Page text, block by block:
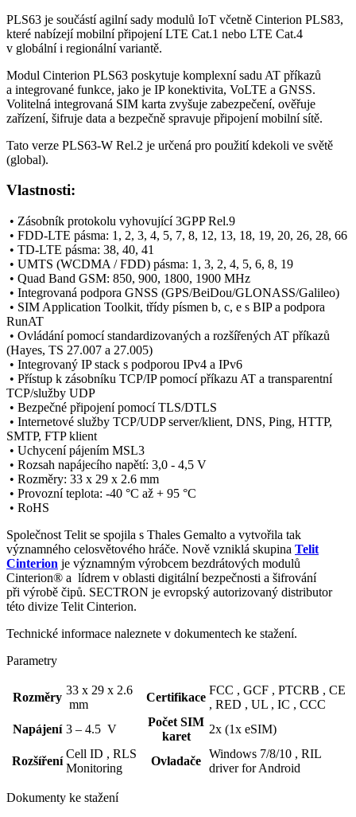
PLS63 je součástí agilní sady modulů IoT včetně Cinterion PLS83,
které nabízejí mobilní připojení LTE Cat.1 nebo LTE Cat.4
v globální i regionální variantě.
Modul Cinterion PLS63 poskytuje komplexní sadu AT příkazů
a integrované funkce, jako je IP konektivita, VoLTE a GNSS.
Volitelná integrovaná SIM karta zvyšuje zabezpečení, ověřuje
zařízení, šifruje data a bezpečně spravuje připojení mobilní sítě.
Tato verze PLS63-W Rel.2 je určená pro použití kdekoli ve světě
(global).
Vlastnosti:
• Zásobník protokolu vyhovující 3GPP Rel.9
• FDD-LTE pásma: 1, 2, 3, 4, 5, 7, 8, 12, 13, 18, 19, 20, 26, 28, 66
• TD-LTE pásma: 38, 40, 41
• UMTS (WCDMA / FDD) pásma: 1, 3, 2, 4, 5, 6, 8, 19
• Quad Band GSM: 850, 900, 1800, 1900 MHz
• Integrovaná podpora GNSS (GPS/BeiDou/GLONASS/Galileo)
• SIM Application Toolkit, třídy písmen b, c, e s BIP a podpora
RunAT
• Ovládání pomocí standardizovaných a rozšířených AT příkazů
(Hayes, TS 27.007 a 27.005)
• Integrovaný IP stack s podporou IPv4 a IPv6
• Přístup k zásobníku TCP/IP pomocí příkazu AT a transparentní
TCP/služby UDP
• Bezpečné připojení pomocí TLS/DTLS
• Internetové služby TCP/UDP server/klient, DNS, Ping, HTTP,
SMTP, FTP klient
• Uchycení pájením MSL3
• Rozsah napájecího napětí: 3,0 - 4,5 V
• Rozměry: 33 x 29 x 2.6 mm
• Provozní teplota: -40 °C až + 95 °C
• RoHS
Společnost Telit se spojila s Thales Gemalto a vytvořila tak
významného celosvětového hráče. Nově vzniklá skupina Telit
Cinterion je významným výrobcem bezdrátových modulů
Cinterion® a lídrem v oblasti digitální bezpečnosti a šifrování
při výrobě čipů. SECTRON je evropský autorizovaný distributor
této divize Telit Cinterion.
Technické informace naleznete v dokumentech ke stažení.
Parametry
Rozměry
33 x 29 x 2.6
mm
Certifikace
FCC , GCF , PTCRB , CE
, RED , UL , IC , CCC
Napájení 3 – 4.5 V
Počet SIM
karet
2x (1x eSIM)
Rozšíření
Cell ID , RLS
Monitoring
Ovladače
Windows 7/8/10 , RIL
driver for Android
Dokumenty ke stažení